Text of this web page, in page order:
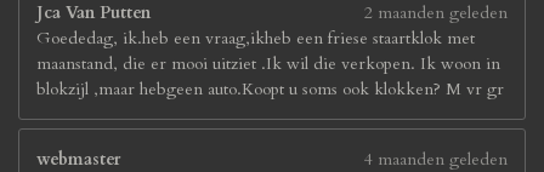
Jca Van Putten
2 maanden geleden
Goededag, ik.heb een vraag,ikheb een friese staartklok met
maanstand, die er mooi uitziet .Ik wil die verkopen. Ik woon in
blokzijl ,maar hebgeen auto.Koopt u soms ook klokken? M vr gr
webmaster
4 maanden geleden